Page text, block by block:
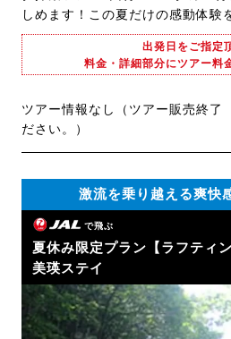
しめます！この夏だけの感動体験
出発日をご指定
料金・詳細部分にツアー料
ツアー情報なし（ツアー販売終
ださい。）
激流を乗り越える爽快
で飛ぶ
夏休み限定プラン【ラフティ
美瑛ステイ